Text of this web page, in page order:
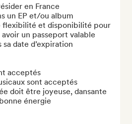
en France
un EP et/ou album
flexibilité et disponibilité pour
un passeport valable
sa date d’expiration
acceptés
sont acceptés
doit être joyeuse, dansante
énergie